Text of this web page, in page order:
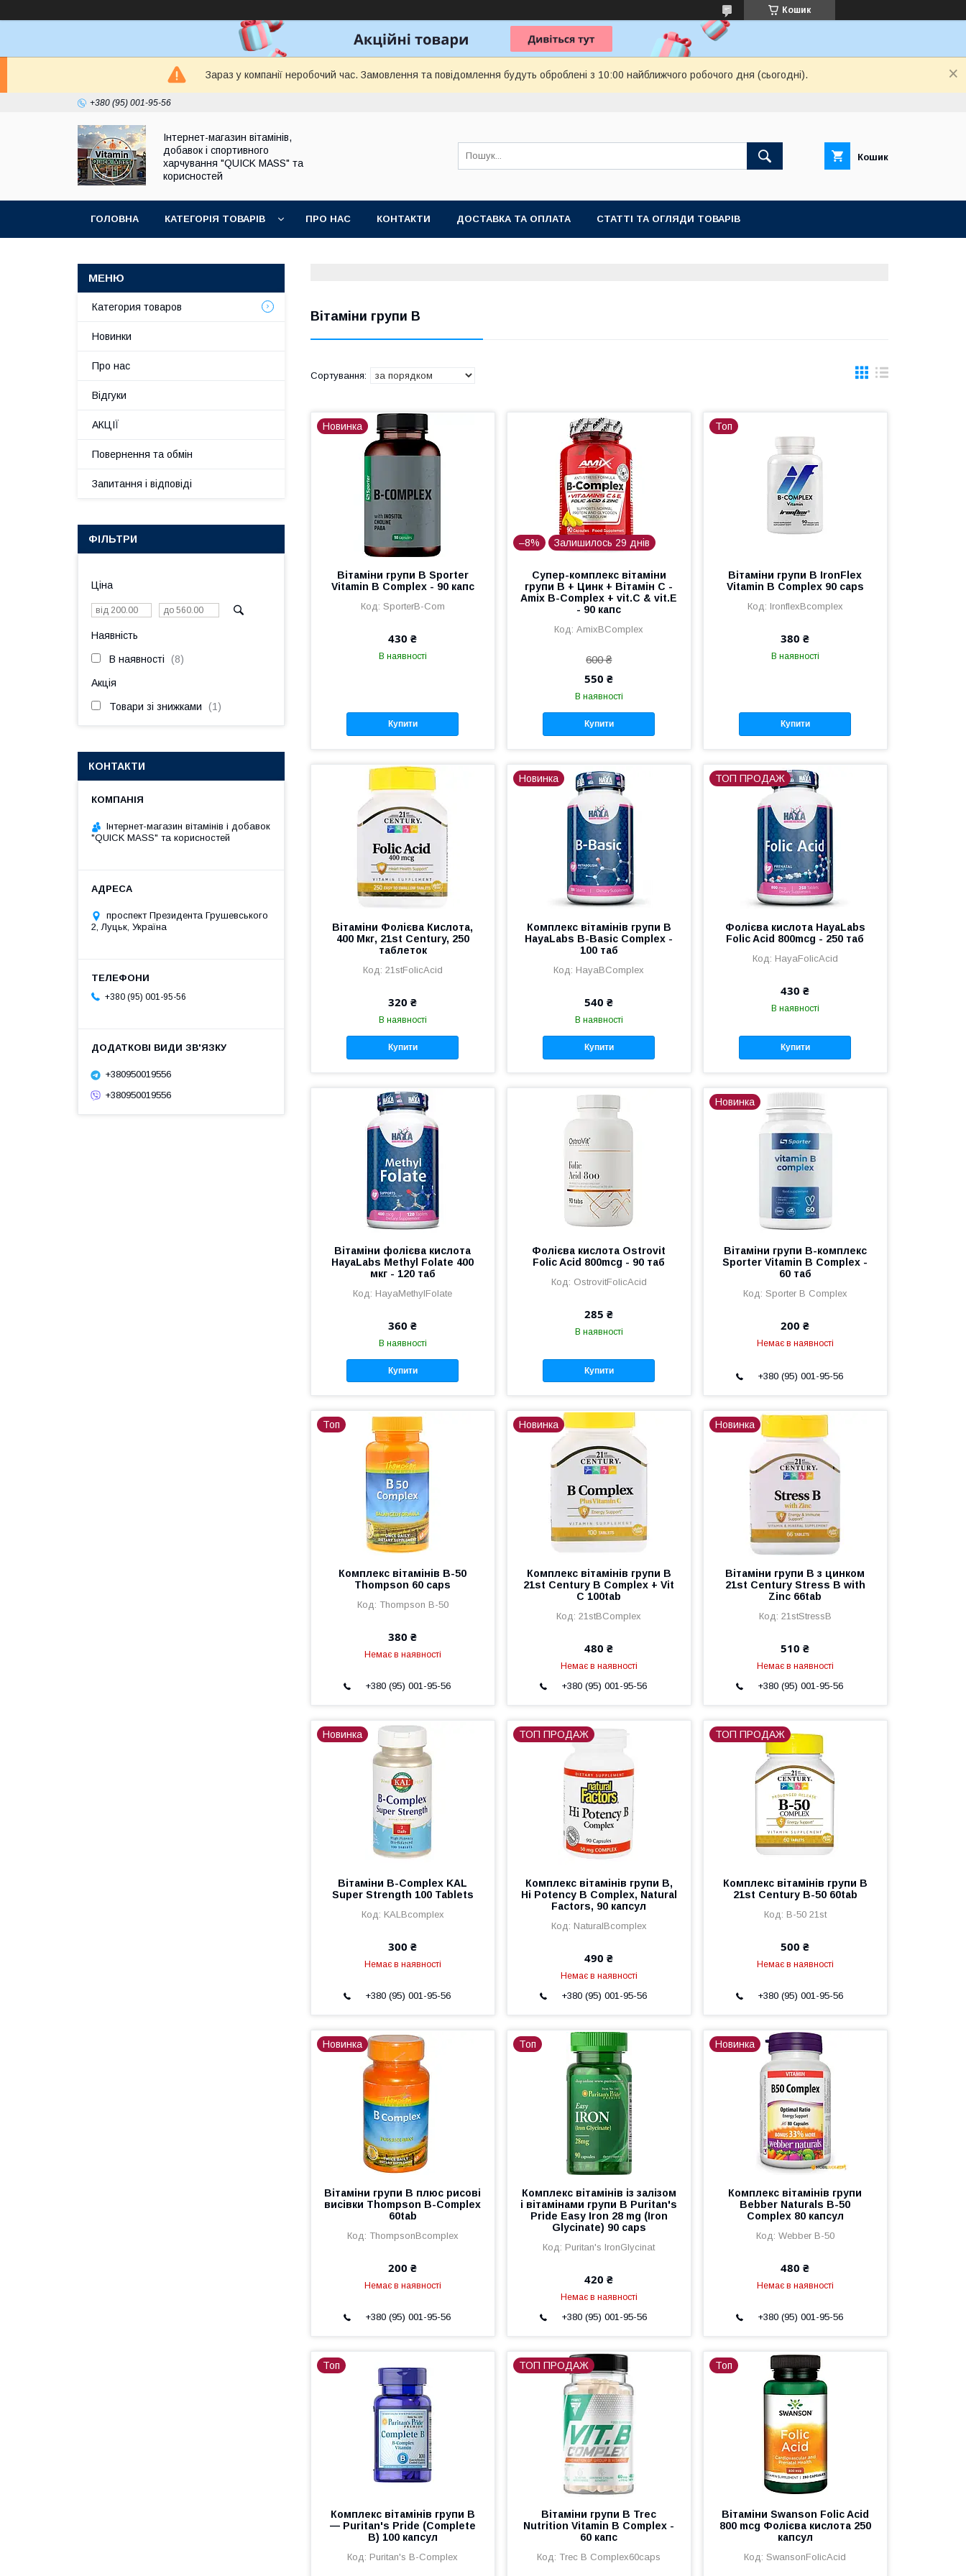
Кошик
Зараз у компанії неробочий час. Замовлення та повідомлення будуть оброблені з 10:00 найближчого робочого дня (сьогодні).
+380 (95) 001-95-56
Інтернет-магазин вітамінів,
добавок і спортивного
харчування "QUICK MASS" та
корисностей
Кошик
ГОЛОВНА КАТЕГОРІЯ ТОВАРІВ ПРО НАС КОНТАКТИ ДОСТАВКА ТА ОПЛАТА СТАТТІ ТА ОГЛЯДИ ТОВАРІВ
Вітаміни групи В
Новинка
Вітаміни групи В Sporter
Vitamin B Complex - 90 капс
SporterB-Com
430 ₴
В наявності
Купити
–8% Залишилось 29 днів
Супер-комплекс вітаміни
групи В + Цинк + Вітамін С -
Amix B-Complex + vit.C & vit.E
- 90 капс
AmixBComplex
600 ₴
550 ₴
В наявності
Купити
Топ
Вітаміни групи B IronFlex
Vitamin B Complex 90 caps
IronflexBcomplex
380 ₴
В наявності
Купити
Вітаміни Фолієва Кислота,
400 Мкг, 21st Century, 250
таблеток
21stFolicAcid
320 ₴
В наявності
Купити
Новинка
Комплекс вітамінів групи В
HayaLabs B-Basic Complex -
100 таб
HayaBComplex
540 ₴
В наявності
Купити
ТОП ПРОДАЖ
Фолієва кислота HayaLabs
Folic Acid 800mcg - 250 таб
HayaFolicAcid
430 ₴
В наявності
Купити
Вітаміни фолієва кислота
HayaLabs Methyl Folate 400
мкг - 120 таб
HayaMethylFolate
360 ₴
В наявності
Купити
Фолієва кислота Ostrovit
Folic Acid 800mcg - 90 таб
OstrovitFolicAcid
285 ₴
В наявності
Купити
Новинка
Вітаміни групи B-комплекс
Sporter Vitamin B Complex -
60 таб
Sporter B Complex
200 ₴
Немає в наявності
+380 (95) 001-95-56
Топ
Комплекс вітамінів В-50
Thompson 60 caps
Thompson B-50
380 ₴
Немає в наявності
+380 (95) 001-95-56
Новинка
Комплекс вітамінів групи B
21st Century B Complex + Vit
C 100tab
21stBComplex
480 ₴
Немає в наявності
+380 (95) 001-95-56
Новинка
Вітаміни групи B з цинком
21st Century Stress B with
Zinc 66tab
21stStressB
510 ₴
Немає в наявності
+380 (95) 001-95-56
Новинка
Вітаміни B-Complex KAL
Super Strength 100 Tablets
KALBcomplex
300 ₴
Немає в наявності
+380 (95) 001-95-56
ТОП ПРОДАЖ
Комплекс вітамінів групи B,
Hi Potency B Complex, Natural
Factors, 90 капсул
NaturalBcomplex
490 ₴
Немає в наявності
+380 (95) 001-95-56
ТОП ПРОДАЖ
Комплекс вітамінів групи B
21st Century B-50 60tab
B-50 21st
500 ₴
Немає в наявності
+380 (95) 001-95-56
Новинка
Вітаміни групи B плюс рисові
висівки Thompson B-Complex
60tab
ThompsonBcomplex
200 ₴
Немає в наявності
+380 (95) 001-95-56
Топ
Комплекс вітамінів із залізом
і вітамінами групи B Puritan's
Pride Easy Iron 28 mg (Iron
Glycinate) 90 caps
Puritan's IronGlycinat
420 ₴
Немає в наявності
+380 (95) 001-95-56
Новинка
Комплекс вітамінів групи
Bebber Naturals B-50
Complex 80 капсул
Webber B-50
480 ₴
Немає в наявності
+380 (95) 001-95-56
Топ
Комплекс вітамінів групи B
— Puritan's Pride (Complete
B) 100 капсул
Puritan's B-Complex
ТОП ПРОДАЖ
Вітаміни групи В Trec
Nutrition Vitamin B Complex -
60 капс
Trec B Complex60caps
Топ
Вітаміни Swanson Folic Acid
800 mcg Фолієва кислота 250
капсул
SwansonFolicAcid
Категория товаров
Новинки
Про нас
Відгуки
АКЦІЇ
Повернення та обмін
Запитання і відповіді
ФІЛЬТРИ
Ціна
Наявність
В наявності 8
Акція
Товари зі знижками 1
КОНТАКТИ
Інтернет-магазин вітамінів і добавок
"QUICK MASS" та корисностей
проспект Президента Грушевського
2, Луцьк, Україна
+380 (95) 001-95-56
+380950019556
+380950019556